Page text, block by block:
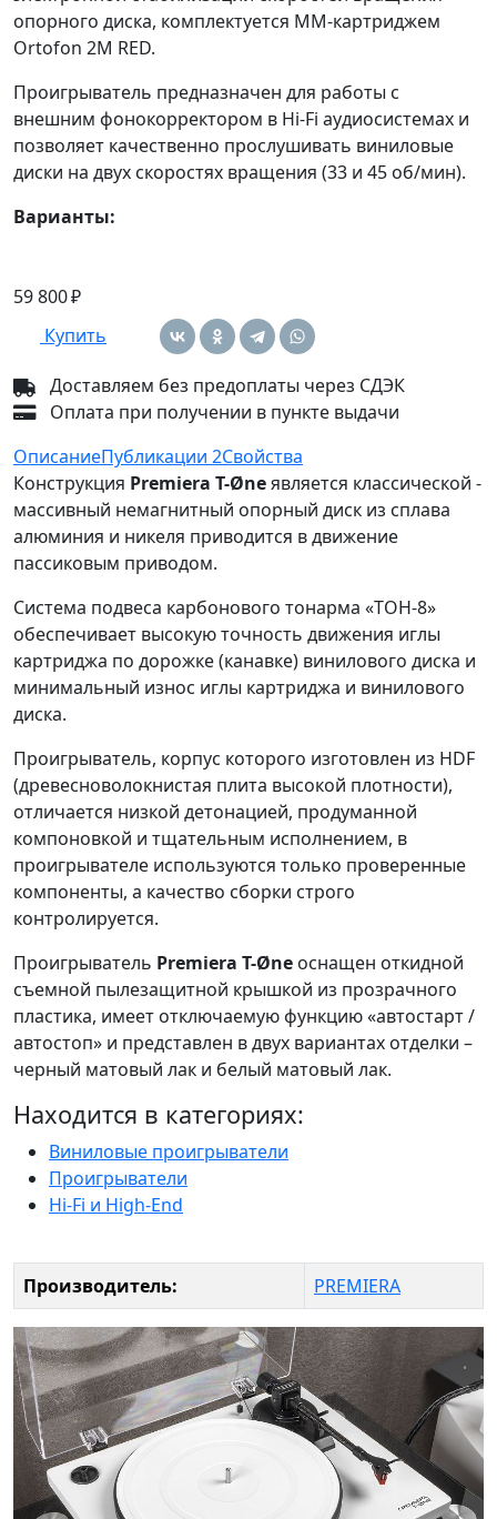
опорного диска, комплектуется ММ-картриджем
Ortofon 2M RED.
Проигрыватель предназначен для работы с
внешним фонокорректором в Hi-Fi аудиосистемах и
позволяет качественно прослушивать виниловые
диски на двух скоростях вращения (33 и 45 об/мин).
Варианты:
59 800 ₽
Купить
Доставляем без предоплаты через СДЭК
Оплата при получении в пункте выдачи
ОписаниеПубликации 2Свойства
Конструкция Premiera T-Øneявляется классической -
массивный немагнитный опорный диск из сплава
алюминия и никеля приводится в движение
пассиковым приводом.
Система подвеса карбонового тонарма «ТОН-8»
обеспечивает высокую точность движения иглы
картриджа по дорожке (канавке) винилового диска и
минимальный износ иглы картриджа и винилового
диска.
Проигрыватель, корпус которого изготовлен из HDF
(древесноволокнистая плита высокой плотности),
отличается низкой детонацией, продуманной
компоновкой и тщательным исполнением, в
проигрывателе используются только проверенные
компоненты, а качество сборки строго
контролируется.
Проигрыватель Premiera T-Øne оснащен откидной
съемной пылезащитной крышкой из прозрачного
пластика, имеет отключаемую функцию «автостарт /
автостоп» и представлен в двух вариантах отделки –
черный матовый лак и белый матовый лак.
Находится в категориях:
Виниловые проигрыватели
Проигрыватели
Hi-Fi и High-End
Производитель: PREMIERA